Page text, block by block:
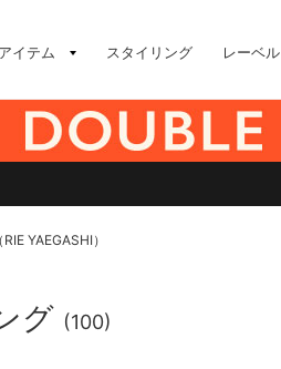
アイテム スタイリング レーベル
YAEGASHI）
グ (100)